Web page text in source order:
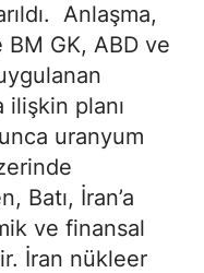
Anlaşma,
BM GK, ABD ve
ilişkin planı
uranyum
Batı, İran’a
ve finansal
İran nükleer